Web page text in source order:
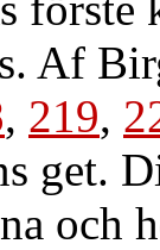
Af
, 219,
get.
och